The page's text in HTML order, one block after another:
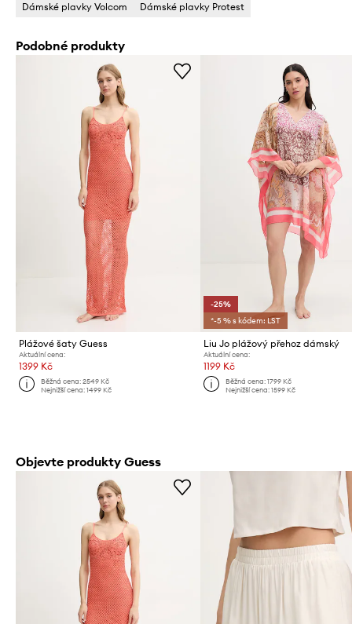
Dámské plavky Volcom
Dámské plavky Protest
Podobné produkty
Plážové šaty Guess
Aktuální cena:
1399 Kč
Běžná cena:2549 Kč
Nejnižší cena:1499 Kč
-25%
*-5 % s kódem: LST
Liu Jo plážový přehoz dámský
Aktuální cena:
1199 Kč
Běžná cena: 1799 Kč
Nejnižší cena: 1599 Kč
Objevte produkty Guess